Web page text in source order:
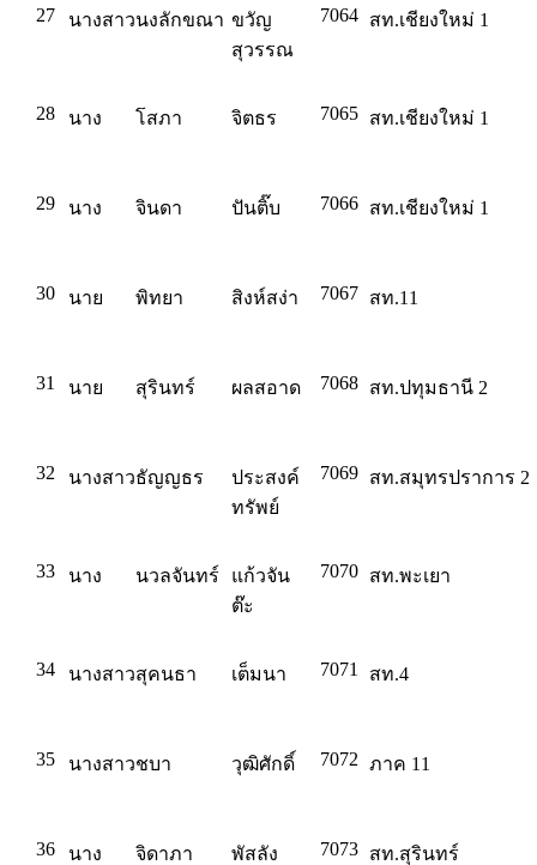
27 นางสาวนงลักขณา ขวัญ
สุวรรณ
7064 สท.เชียงใหม่ 1
28 นาง โสภา จิตธร 7065 สท.เชียงใหม่ 1
29 นาง จินดา ปันติ๊บ 7066 สท.เชียงใหม่ 1
30 นาย พิทยา สิงห์สง่า 7067 สท.11
31 นาย สุรินทร์ ผลสอาด 7068 สท.ปทุมธานี 2
32 นางสาวธัญญธร
ประสงค์
ทรัพย์
7069 สท.สมุทรปราการ 2
33 นาง นวลจันทร์
แก้วจัน
ต๊ะ
7070 สท.พะเยา
34 นางสาวสุคนธา เต็มนา 7071 สท.4
35 นางสาวชบา วุฒิศักดิ์ 7072 ภาค 11
36 นาง จิดาภา พัสลัง 7073 สท.สุรินทร์